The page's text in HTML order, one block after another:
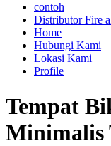
contoh
Distributor Fire
Home
Hubungi Kami
Lokasi Kami
Profile
Tempat
Minimalis